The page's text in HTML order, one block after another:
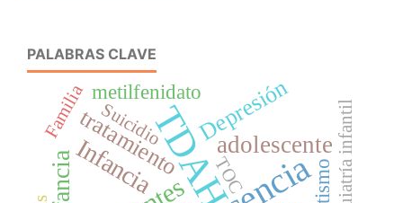
PALABRAS CLAVE
TDAH
Infancia adolescente
tratamientoDepresión
metilfenidato
TOC
Familia Psiquiatría infantil
Suicidio